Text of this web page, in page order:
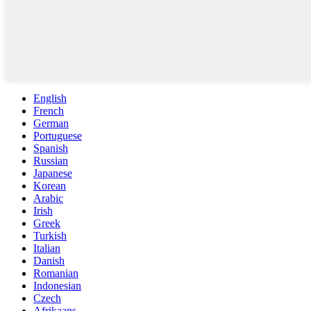
English
French
German
Portuguese
Spanish
Russian
Japanese
Korean
Arabic
Irish
Greek
Turkish
Italian
Danish
Romanian
Indonesian
Czech